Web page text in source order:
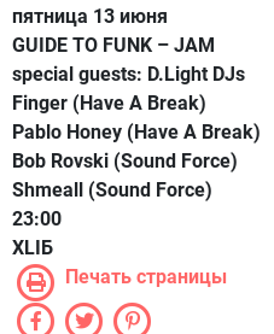
пятница 13 июня
GUIDE TO FUNK – JAM
special guests: D.Light DJs
Finger (Have A Break)
Pablo Honey (Have A Break)
Bob Rovski (Sound Force)
Shmeall (Sound Force)
23:00
XLIБ
Печать страницы